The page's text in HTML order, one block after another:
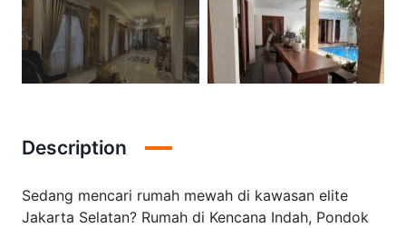
Description
Sedang mencari rumah mewah di kawasan elite
Jakarta Selatan? Rumah di Kencana Indah, Pondok